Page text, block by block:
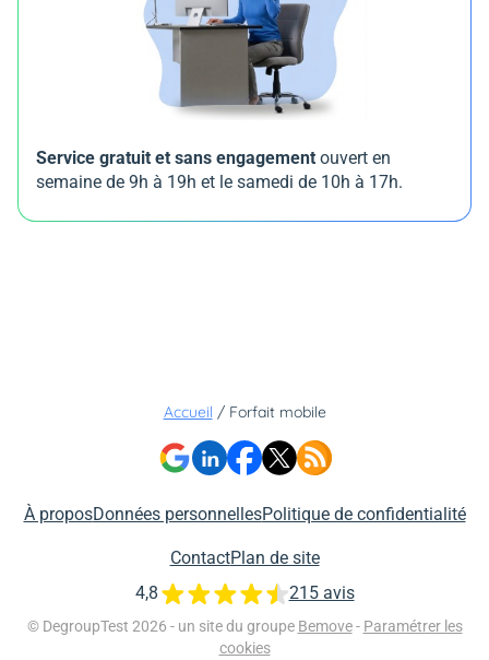
Service gratuit et sans engagement ouvert en
semaine de 9h à 19h et le samedi de 10h à 17h.
Accueil / Forfait mobile
À proposDonnées personnellesPolitique de confidentialité
ContactPlan de site
© DegroupTest 2026 - un site du groupe Bemove - Paramétrer les
cookies
4,8 215 avis